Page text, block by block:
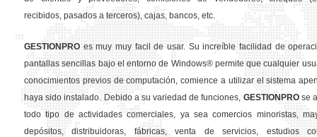
recibidos, pasados a terceros), cajas, bancos, etc.
GESTION PRO es muy muy facil de usar. Su increíble facilidad de
pantallas sencillas bajo el entorno de Windows® permite que cualquier
conocimientos previos de computación, comience a utilizar el sistema
haya sido instalado. Debido a su variedad de funciones, GESTION PROse
todo tipo de actividades comerciales, ya sea comercios minoristas,
depósitos, distribuidoras, fábricas, venta de servicios, estudios